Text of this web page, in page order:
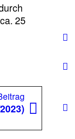
25
Beitrag: